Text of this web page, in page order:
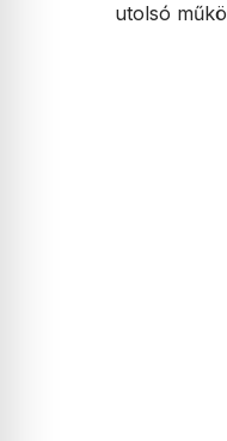
utolsó